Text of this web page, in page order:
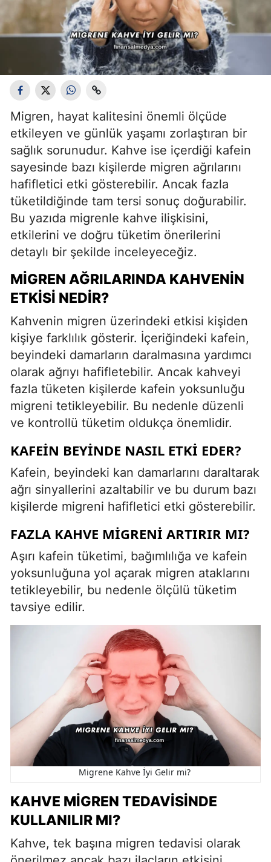
Migren, hayat kalitesini önemli ölçüde
etkileyen ve günlük yaşamı zorlaştıran bir
sağlık sorunudur. Kahve ise içerdiği kafein
sayesinde bazı kişilerde migren ağrılarını
hafifletici etki gösterebilir. Ancak fazla
tüketildiğinde tam tersi sonuç doğurabilir.
Bu yazıda migrenle kahve ilişkisini,
etkilerini ve doğru tüketim önerilerini
detaylı bir şekilde inceleyeceğiz.
MIGREN AĞRILARINDA KAHVENIN
ETKISI NEDIR?
Kahvenin migren üzerindeki etkisi kişiden
kişiye farklılık gösterir. İçeriğindeki kafein,
beyindeki damarların daralmasına yardımcı
olarak ağrıyı hafifletebilir. Ancak kahveyi
fazla tüketen kişilerde kafein yoksunluğu
migreni tetikleyebilir. Bu nedenle düzenli
ve kontrollü tüketim oldukça önemlidir.
KAFEIN BEYINDE NASIL ETKI EDER?
Kafein, beyindeki kan damarlarını daraltarak
ağrı sinyallerini azaltabilir ve bu durum bazı
kişilerde migreni hafifletici etki gösterebilir.
FAZLA KAHVE MIGRENI ARTIRIR MI?
Aşırı kafein tüketimi, bağımlılığa ve kafein
yoksunluğuna yol açarak migren ataklarını
tetikleyebilir, bu nedenle ölçülü tüketim
tavsiye edilir.
Migrene Kahve İyi Gelir mi?
KAHVE MIGREN TEDAVISINDE
KULLANILIR MI?
Kahve, tek başına migren tedavisi olarak